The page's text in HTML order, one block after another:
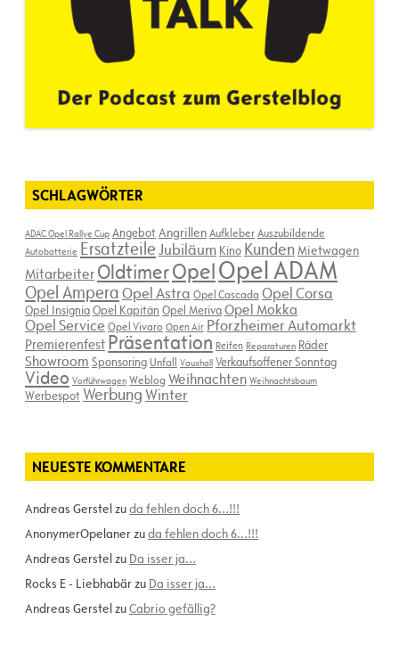
SCHLAGWÖRTER
ADAC Opel Rallye Cup AngebotAngrillenAufkleberAuszubildende
Autobatterie ErsatzteileJubiläum Kino KundenMietwagen
Mitarbeiter OldtimerOpelOpel ADAM
Opel AmperaOpel Astra Opel Cascada Opel Corsa
Opel InsigniaOpel Kapitän Opel MerivaOpel Mokka
Opel ServiceOpel Vivaro Open Air Pforzheimer Automarkt
Premierenfest Präsentation Reifen Reparaturen Räder
Showroom Sponsoring Unfall Vauxhall Verkaufsoffener Sonntag
Video Vorführwagen Weblog Weihnachten Weihnachtsbaum
WerbespotWerbungWinter
NEUESTE KOMMENTARE
Andreas Gerstelzuda fehlen doch 6…!!!
AnonymerOpelanerzuda fehlen doch 6…!!!
Andreas Gerstelzu Da isser ja…
Rocks E - Liebhabärzu Da isser ja…
Andreas GerstelzuCabrio gefällig?